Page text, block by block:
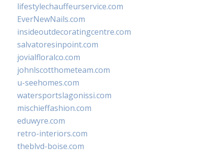
lifestylechauffeurservice.com
EverNewNails.com
insideoutdecoratingcentre.com
salvatoresinpoint.com
jovialfloralco.com
johnlscotthometeam.com
u-seehomes.com
watersportslagonissi.com
mischieffashion.com
eduwyre.com
retro-interiors.com
theblvd-boise.com